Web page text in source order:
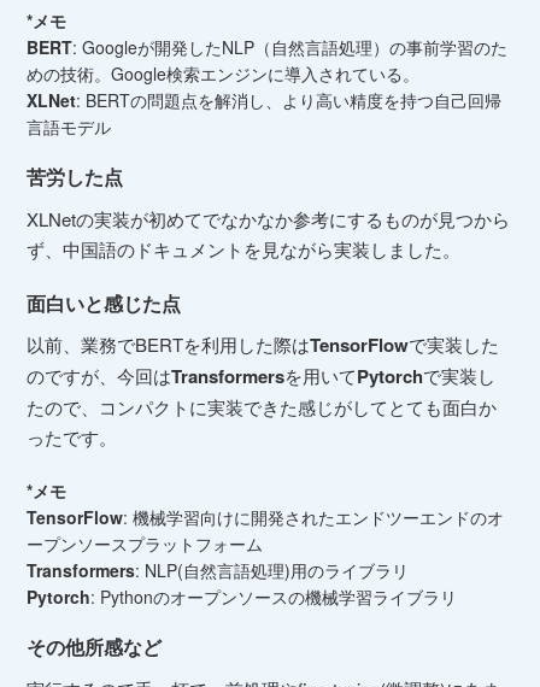
*メモ
BERT: Googleが開発したNLP（自然言語処理）の事前学習のた
めの技術。Google検索エンジンに導入されている。
XLNet: BERTの問題点を解消し、より高い精度を持つ自己回帰
言語モデル
苦労した点
XLNetの実装が初めてでなかなか参考にするものが見つから
ず、中国語のドキュメントを見ながら実装しました。
面白いと感じた点
以前、業務でBERTを利用した際はTensorFlowで実装した
のですが、今回はTransformersを用いてPytorchで実装し
たので、コンパクトに実装できた感じがしてとても面白か
ったです。
*メモ
TensorFlow: 機械学習向けに開発されたエンドツーエンドのオ
ープンソースプラットフォーム
Transformers: NLP(自然言語処理)用のライブラリ
Pytorch: Pythonのオープンソースの機械学習ライブラリ
その他所感など